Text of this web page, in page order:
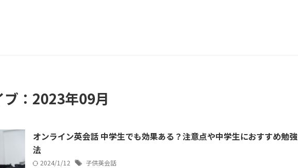
ブ：2023年09月
オンライン英会話 中学生でも効果ある？注意点や中学生におすすめ勉強
法
2024/1/12 子供英会話